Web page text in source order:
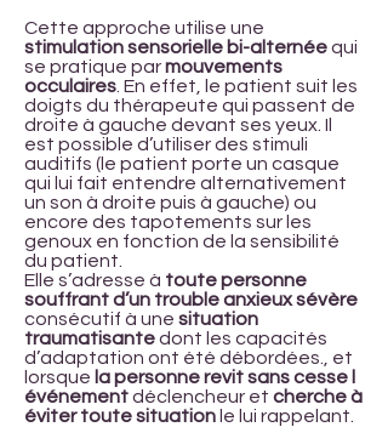
Cette approche utilise une
stimulation sensorielle bi-alternéequi
se pratique parmouvements
occulaires . En effet, le patient suit les
doigts du thérapeute qui passent de
droite à gauche devant ses yeux. Il
est possible d’utiliser des stimuli
auditifs (le patient porte un casque
qui lui fait entendre alternativement
un son à droite puis à gauche) ou
encore des tapotements sur les
genoux en fonction de la sensibilité
du patient.
Elle s’adresse à toute personne
souffrant d’un trouble anxieux sévère
consécutif à une situation
traumatisantedont les capacités
d’adaptation ont été débordées., et
lorsque la personne revit sans cesse l
événementdéclencheur et cherche à
éviter toute situation le lui rappelant.